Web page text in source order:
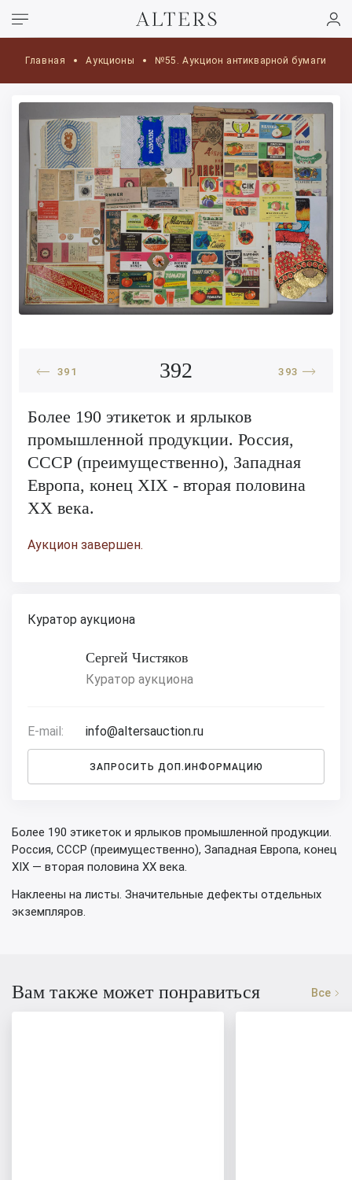
Главная Аукционы №55. Аукцион антикварной бумаги
391 392 393
Более 190 этикеток и ярлыков
промышленной продукции. Россия,
СССР (преимущественно), Западная
Европа, конец XIX - вторая половина
XX века.
Аукцион завершен.
Куратор аукциона
Сергей Чистяков
Куратор аукциона
E-mail: info@altersauction.ru
ЗАПРОСИТЬ ДОП.ИНФОРМАЦИЮ
Более 190 этикеток и ярлыков промышленной продукции.
Россия, СССР (преимущественно), Западная Европа, конец
XIX — вторая половина XX века.
Наклеены на листы. Значительные дефекты отдельных
экземпляров.
Вам также может понравиться Все